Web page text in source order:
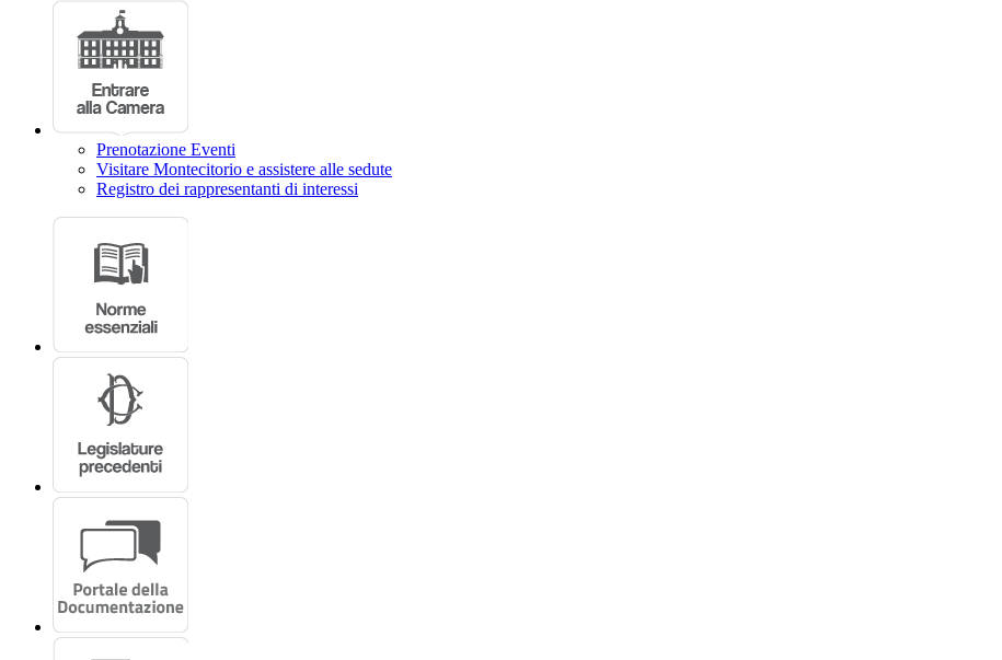
Prenotazione Eventi
Visitare Montecitorio e assistere alle sedute
Registro dei rappresentanti di interessi